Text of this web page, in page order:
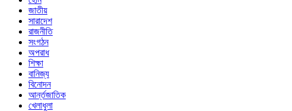
জাতীয়
সারাদেশ
রাজনীতি
সংগঠন
অপরাধ
শিক্ষা
বানিজ্য
বিনোদন
আর্ন্তজাতিক
খেলাধুলা